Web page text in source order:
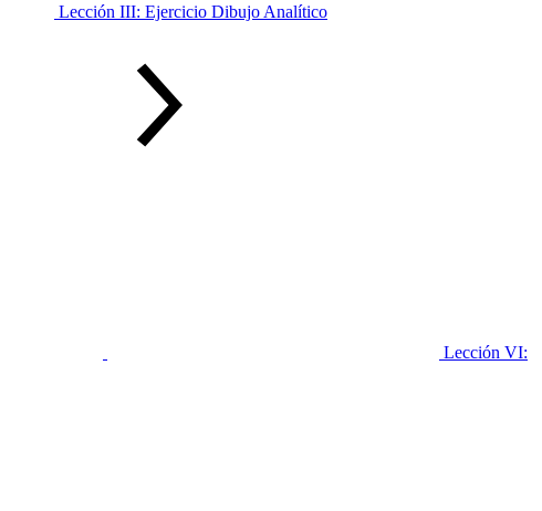
Lección III: Ejercicio Dibujo Analítico
Lección VI: